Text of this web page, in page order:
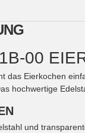
00
das Eierkochen
hochwertige
und